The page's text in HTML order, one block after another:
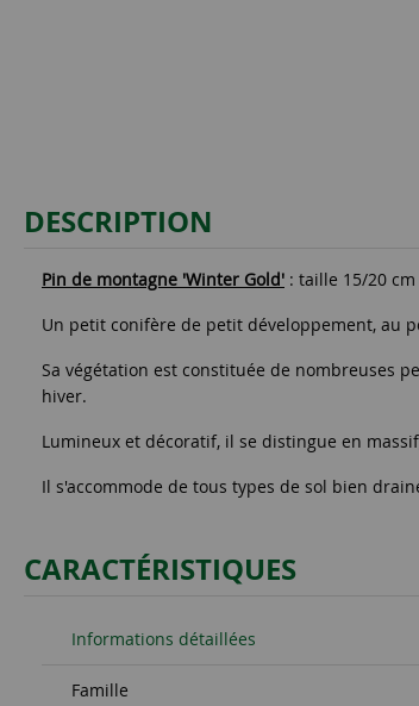
DESCRIPTION
Pin de montagne 'Winter Gold' : taille 15/20
Un petit conifère de petit développement, au
Sa végétation est constituée de nombreuses
hiver.
Lumineux et décoratif, il se distingue en
Il s'accommode de tous types de sol bien
CARACTÉRISTIQUES
Informations détaillées
Famille